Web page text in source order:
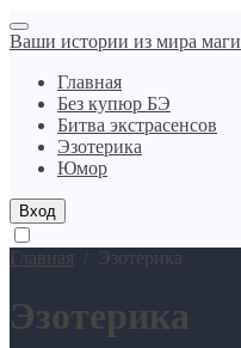
Ваши истории из мира
Главная
Без купюр БЭ
Битва экстрасенсов
Эзотерика
Юмор
Вход
Главная Эзотерика
Эзотерика